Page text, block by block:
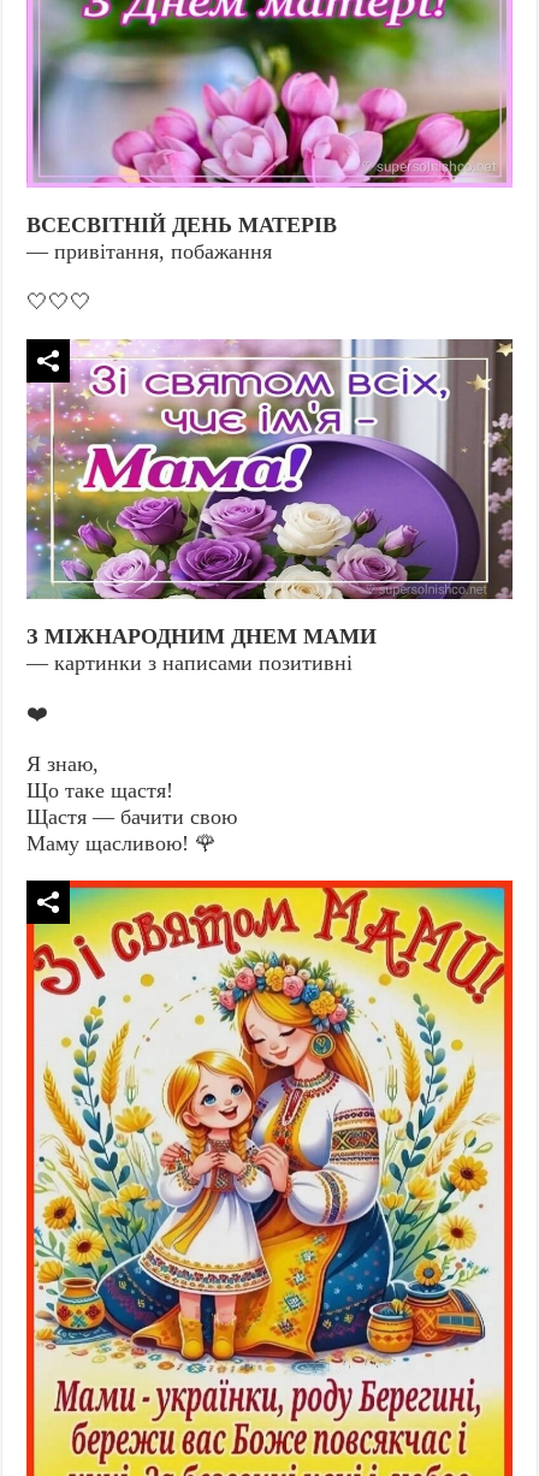
ВСЕСВІТНІЙ ДЕНЬ МАТЕРІВ
— привітання, побажання
🤍🤍🤍
З МІЖНАРОДНИМ ДНЕМ МАМИ
— картинки з написами позитивні
❤️
Я знаю,
Що таке щастя!
Щастя — бачити свою
Маму щасливою! 🌹